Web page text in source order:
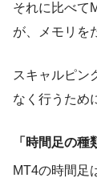
それに比べて
が、メモリを
スキャルピン
なく行うため
「時間足の種
MT4の時間足